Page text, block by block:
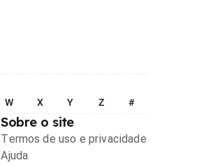
W X Y Z #
Sobre o site
Termos de uso e privacidade
Ajuda